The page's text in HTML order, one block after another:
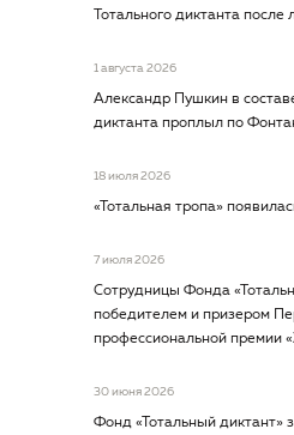
Тотального диктанта после
1 августа 2026
Александр Пушкин в
диктанта проплыл по
18 июля 2026
«Тотальная тропа»
7 июля 2026
Сотрудницы Фонда
победителем и призером
профессиональной
30 июня 2026
Фонд «Тотальный диктант»